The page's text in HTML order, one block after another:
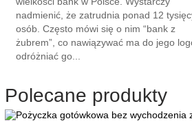
nadmienić, że zatrudnia ponad 12
osób. Często mówi się o nim “bank z
żubrem”, co nawiązywać ma do jego
odróżniać go...
Polecane produkty